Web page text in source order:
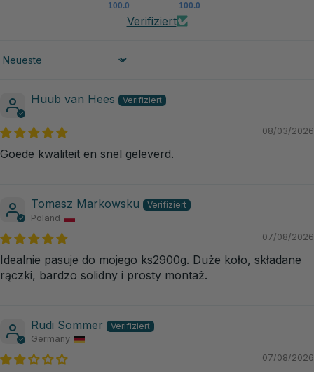
100.0 100.0
Verifiziert
Sort by
Huub van Hees
08/03/2026
Goede kwaliteit en snel geleverd.
Tomasz Markowsku
Poland
07/08/2026
Idealnie pasuje do mojego ks2900g. Duże koło, składane
rączki, bardzo solidny i prosty montaż.
Rudi Sommer
Germany
07/08/2026